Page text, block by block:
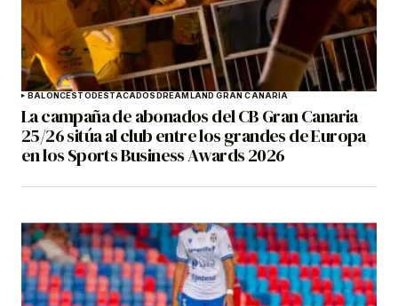
BALONCESTODESTACADOSDREAMLAND GRAN CANARIA
La campaña de abonados del CB Gran Canaria
25/26 sitúa al club entre los grandes de Europa
en los Sports Business Awards 2026